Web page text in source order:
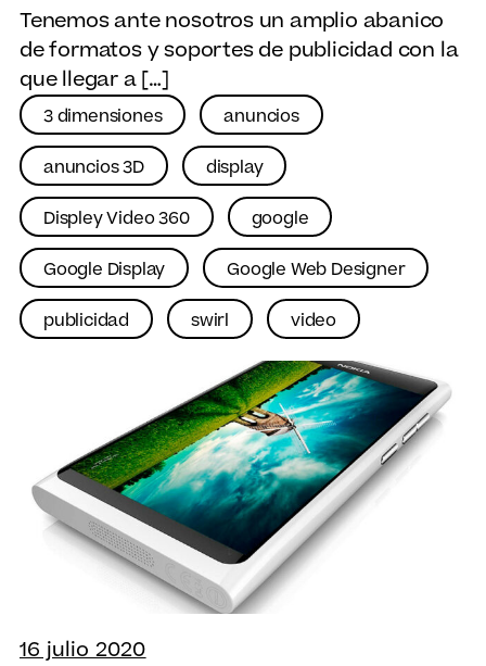
Tenemos ante nosotros un amplio abanico
de formatos y soportes de publicidad con la
que llegar a […]
3 dimensiones anuncios
anuncios 3D display
Displey Video 360 google
Google Display Google Web Designer
publicidad swirl video
16 julio 2020